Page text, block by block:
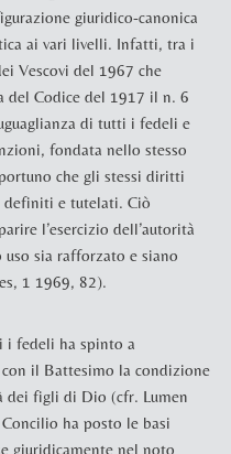
giuridico-canonica
ai vari livelli. Infatti, tra i
Vescovi del 1967 che
del Codice del 1917 il n. 6
di tutti i fedeli e
fondata nello stesso
che gli stessi diritti
definiti e tutelati. Ciò
l’esercizio dell’autorità
sia rafforzato e siano
, 1 1969, 82).
i fedeli ha spinto a
il Battesimo la condizione
dei figli di Dio (cfr. Lumen
ha posto le basi
giuridicamente nel noto